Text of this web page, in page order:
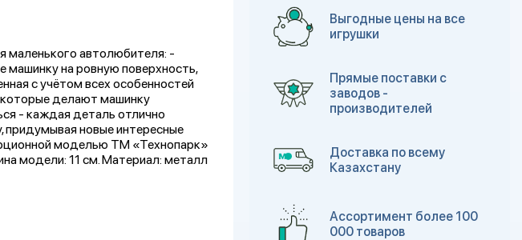
маленького автолюбителя: -
машинку на ровную поверхность,
с учётом всех особенностей
делают машинку
- каждая деталь отлично
придумывая новые интересные
моделью ТМ «Технопарк»
модели: 11 см. Материал: металл
Выгодные цены на все
игрушки
Прямые поставки с
заводов -
производителей
Доставка по всему
Казахстану
Ассортимент более 100
000 товаров